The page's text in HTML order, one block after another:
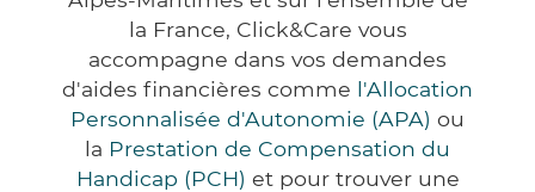
la France, Click&Care vous
accompagne dans vos demandes
d'aides financières comme l'Allocation
Personnalisée d'Autonomie (APA) ou
la Prestation de Compensation du
Handicap (PCH) et pour trouver une